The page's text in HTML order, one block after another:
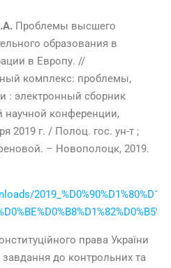
Проблемы высшего
образования в
в Европу. //
комплекс: проблемы,
: электронный сборник
научной конференции,
2019 г. / Полоц. гос. ун-т ;
– Новополоцк, 2019.
права України
до контрольних та